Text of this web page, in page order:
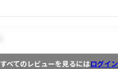
すべてのレビューを見るにはログイン